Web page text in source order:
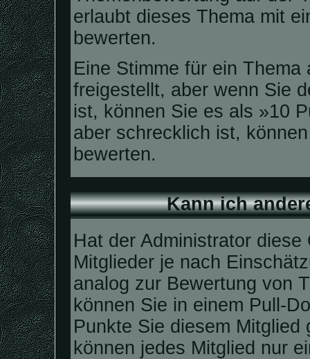
erlaubt dieses Thema mit
bewerten.
Eine Stimme für ein
freigestellt, aber wenn Sie
ist, können Sie es als »10
aber schrecklich ist,
bewerten.
Kann ich
Hat der Administrator
Mitglieder je nach
analog zur Bewertung von
können Sie in einem Pull-
Punkte Sie diesem Mitglied
können jedes Mitglied nur